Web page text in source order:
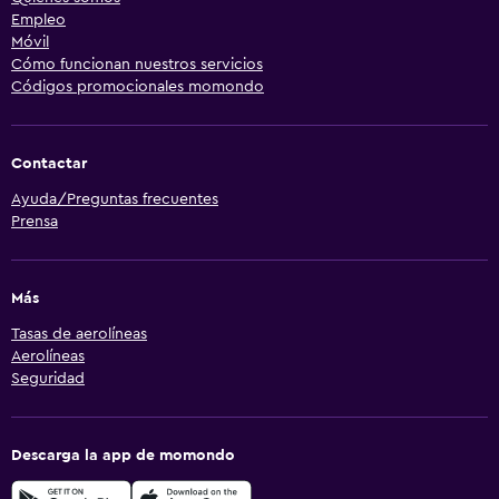
Empleo
Móvil
Cómo funcionan nuestros servicios
Códigos promocionales momondo
Contactar
Ayuda/Preguntas frecuentes
Prensa
Más
Tasas de aerolíneas
Aerolíneas
Seguridad
Descarga la app de momondo